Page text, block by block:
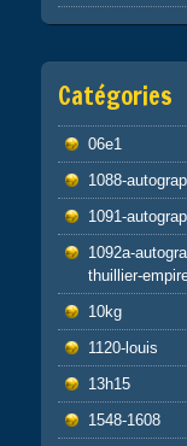
Catégories
06e1
1088-
1091-
1092a-
thuillier-
10kg
1120-louis
13h15
1548-1608